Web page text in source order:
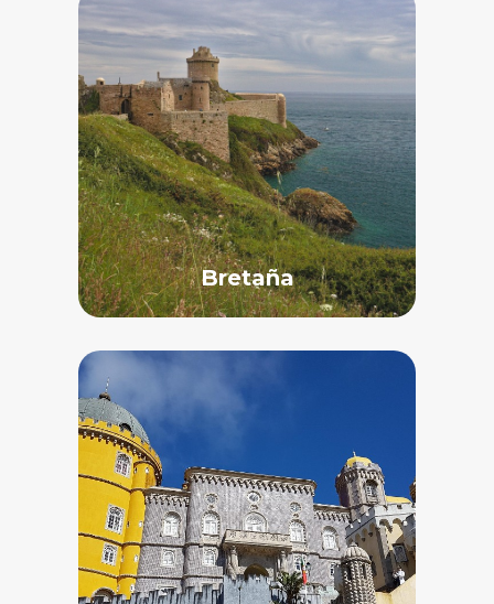
Bretaña